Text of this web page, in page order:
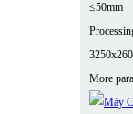
≤50mm
More